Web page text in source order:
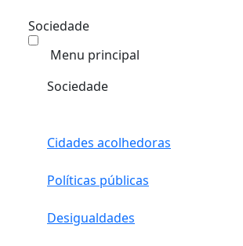
Sociedade
Menu principal
Sociedade
Cidades acolhedoras
Políticas públicas
Desigualdades